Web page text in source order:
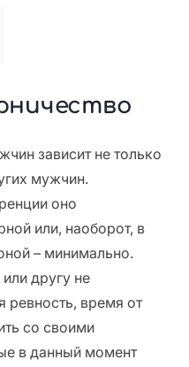
зависит не только
мужчин.
оно
или, наоборот, в
– минимально.
другу не
ревность, время от
со своими
в данный момент